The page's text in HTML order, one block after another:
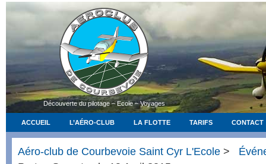
Découverte du pilotage – Ecole – Voyages
ACCUEIL L’AÉRO-CLUB LA FLOTTE TARIFS CONTACT
Aéro-club de Courbevoie Saint Cyr L'Ecole >